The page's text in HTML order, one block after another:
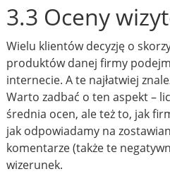
3.3 Oceny
Wielu klientów decyzję o
produktów danej firmy
internecie. A te najłatwiej
Warto zadbać o ten aspekt –
średnia ocen, ale też to, jak
jak odpowiadamy na
komentarze (także te
wizerunek.